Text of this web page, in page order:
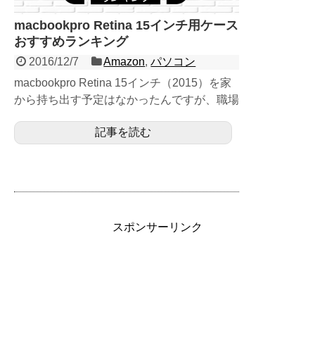
macbookpro Retina 15インチ用ケース
おすすめランキング
2016/12/7 Amazon,パソコン
macbookpro Retina 15インチ（2015）を家
から持ち出す予定はなかったんですが、職場
記事を読む
スポンサーリンク